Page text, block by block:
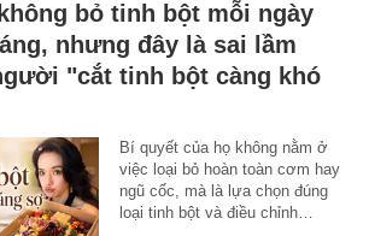
bỏ tinh bột mỗi ngày
nhưng đây là sai lầm
"cắt tinh bột càng khó
Bí quyết của họ không nằm ở
việc loại bỏ hoàn toàn cơm hay
ngũ cốc, mà là lựa chọn đúng
loại tinh bột và điều chỉnh…